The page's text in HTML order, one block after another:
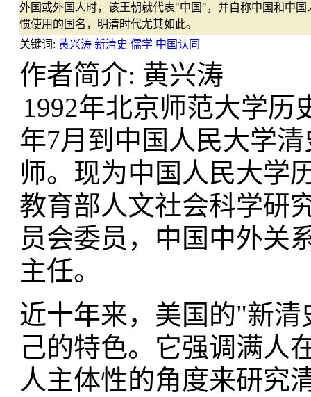
外国或外国人时，该王朝就代表"中国"，并自称中国和中
惯使用的国名，明清时代尤其如此。
关键词: 黄兴涛 新清史 儒学 中国认同
作者简介: 黄兴涛
1992年北京师范大学历
年7月到中国人民大学
师。现为中国人民大学
教育部人文社会科学研
员会委员，中国中外关
主任。
近十年来，美国的"新
己的特色。它强调满人
人主体性的角度来研究